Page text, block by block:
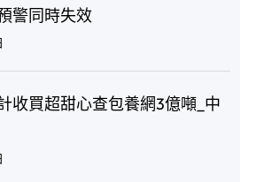
警同時失效
收買超甜心查包養網3億噸_中